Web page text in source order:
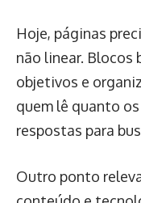
Hoje, páginas
não linear. Blocos
objetivos e
quem lê quanto
respostas para
Outro ponto